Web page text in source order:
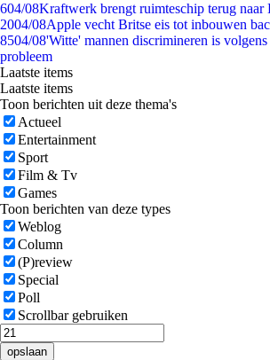
604/08Kraftwerk brengt ruimteschip terug naar
2004/08Apple vecht Britse eis tot inbouwen
8504/08'Witte' mannen discrimineren is
probleem
Laatste items
Laatste items
Toon berichten uit deze thema's
Actueel
Entertainment
Sport
Film & Tv
Games
Toon berichten van deze types
Weblog
Column
(P)review
Special
Poll
Scrollbar gebruiken
opslaan